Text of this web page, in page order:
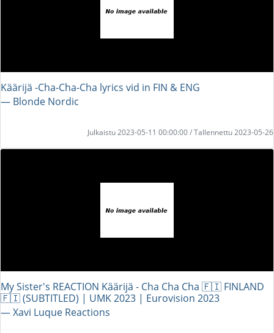
Käärijä -Cha-Cha-Cha lyrics vid in FIN & ENG
― Blonde Nordic
Julkaistu 2023-05-11 00:00:00 / Tallennettu 2023-05-26
My Sister's REACTION Käärijä - Cha Cha Cha 🇫🇮 FINLAND
🇫🇮 (SUBTITLED) | UMK 2023 | Eurovision 2023
― Xavi Luque Reactions